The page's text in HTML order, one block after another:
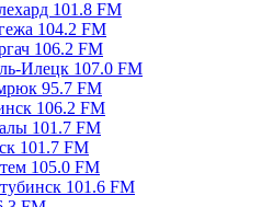
101.8 FM
104.2 FM
106.2 FM
Илецк 107.0 FM
95.7 FM
106.2 FM
101.7 FM
101.7 FM
105.0 FM
101.6 FM